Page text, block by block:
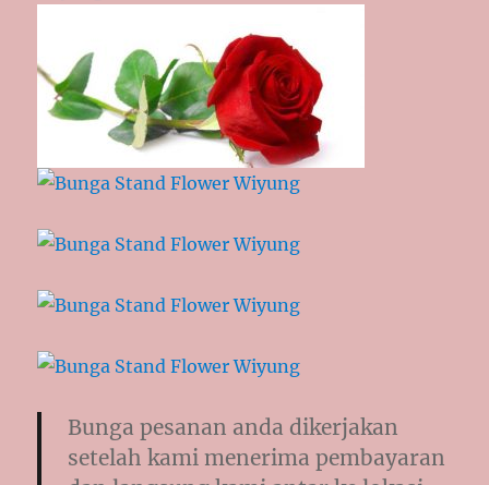
Bunga pesanan anda dikerjakan
setelah kami menerima pembayaran